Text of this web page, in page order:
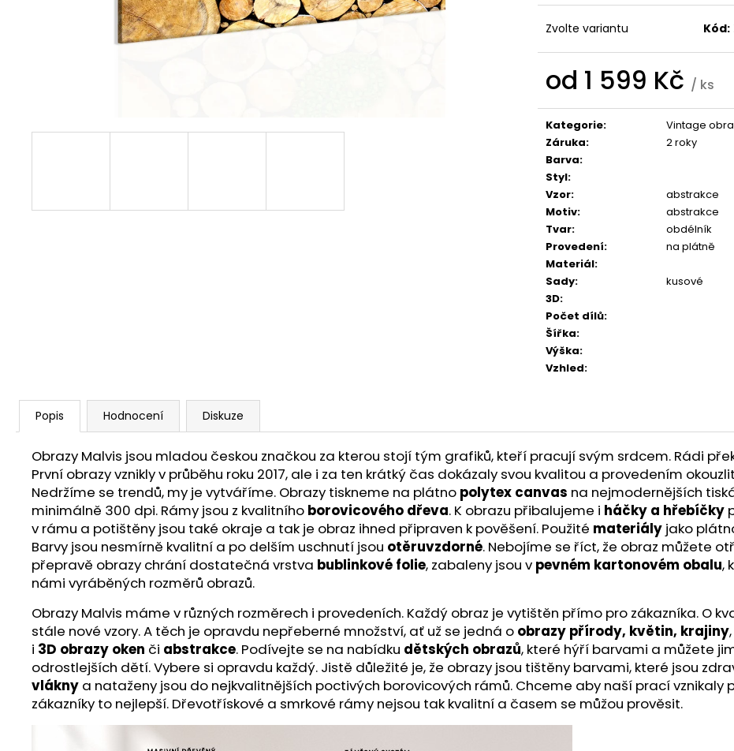
Zvolte variantu Kód:
od 1 599 Kč / ks
cena:
Kategorie:
Vintage
Záruka:
2 roky
Barva:
Styl:
Vzor:
abstrakce
Motiv:
abstrakce
Tvar:
obdélník
Provedení:
na plátně
Materiál:
Sady:
kusové
3D:
Počet dílů:
Šířka:
Výška:
Vzhled:
Popis Hodnocení Diskuze
Obrazy Malvis jsou mladou českou značkou za kterou stojí tým grafiků, kteří pracují svým srdcem. Rádi
První obrazy vznikly v průběhu roku 2017, ale i za ten krátký čas dokázaly svou kvalitou a provedením
Nedržíme se trendů, my je vytváříme. Obrazy tiskneme na plátno polytex canvas na nejmodernějších
minimálně 300 dpi. Rámy jsou z kvalitního borovicového dřeva. K obrazu přibalujeme i háčky a hřebíčky
v rámu a potištěny jsou také okraje a tak je obraz ihned připraven k pověšení. Použité materiály jako
Barvy jsou nesmírně kvalitní a po delším uschnutí jsou otěruvzdorné. Nebojíme se říct, že obraz můžete
přepravě obrazy chrání dostatečná vrstva bublinkové folie, zabaleny jsou v pevném kartonovém obalu,
námi vyráběných rozměrů obrazů.
Obrazy Malvis máme v různých rozměrech i provedeních. Každý obraz je vytištěn přímo pro zákazníka. O
stále nové vzory. A těch je opravdu nepřeberné množství, ať už se jedná o obrazy přírody, květin, krajiny
i 3D obrazy oken či abstrakce. Podívejte se na nabídku dětských obrazů, které hýří barvami a můžete
odrostlejších dětí. Vybere si opravdu každý. Jistě důležité je, že obrazy jsou tištěny barvami, které jsou
vlákny a nataženy jsou do nejkvalitnějších poctivých borovicových rámů. Chceme aby naší prací
zákazníky to nejlepší. Dřevotřískové a smrkové rámy nejsou tak kvalitní a časem se můžou prověsit.
1 599 Kč
1 599 Kč
1 599 Kč